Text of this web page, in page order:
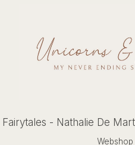
- Nathalie De